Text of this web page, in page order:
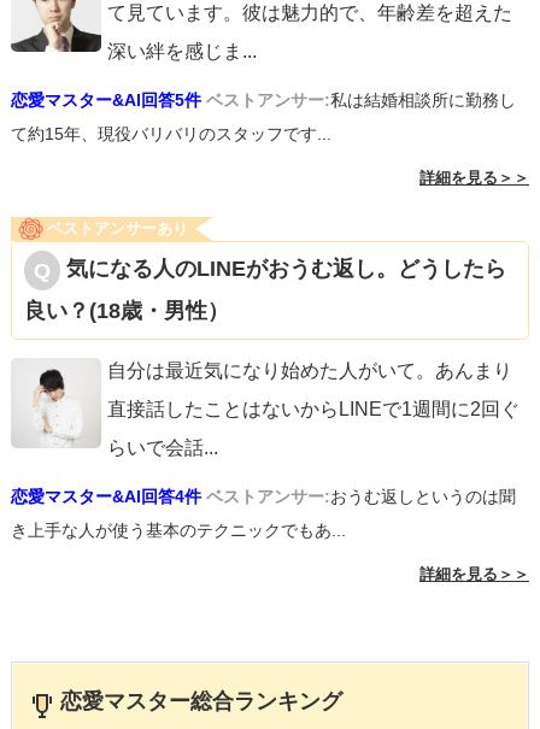
て見ています。彼は魅力的で、年齢差を超えた
深い絆を感じま ...
恋愛マスター&AI回答5件 ベストアンサー:私は結婚相談所に勤務し
て約15年、現役バリバリのスタッフです...
詳細を見る＞＞
ベストアンサーあり
気になる人のLINEがおうむ返し。どうしたら
良い？(18歳・男性）
自分は最近気になり始めた人がいて。あんまり
直接話したことはないからLINEで1週間に2回ぐ
らいで会話...
恋愛マスター&AI回答4件 ベストアンサー:おうむ返しというのは聞
き上手な人が使う基本のテクニックでもあ...
詳細を見る＞＞
恋愛マスター総合ランキング